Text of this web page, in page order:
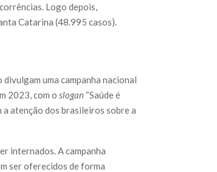
Logo depois,
Catarina (48.995 casos).
uma campanha nacional
2023, com o slogan “Saúde é
a atenção dos brasileiros sobre a
internados. A campanha
ser oferecidos de forma